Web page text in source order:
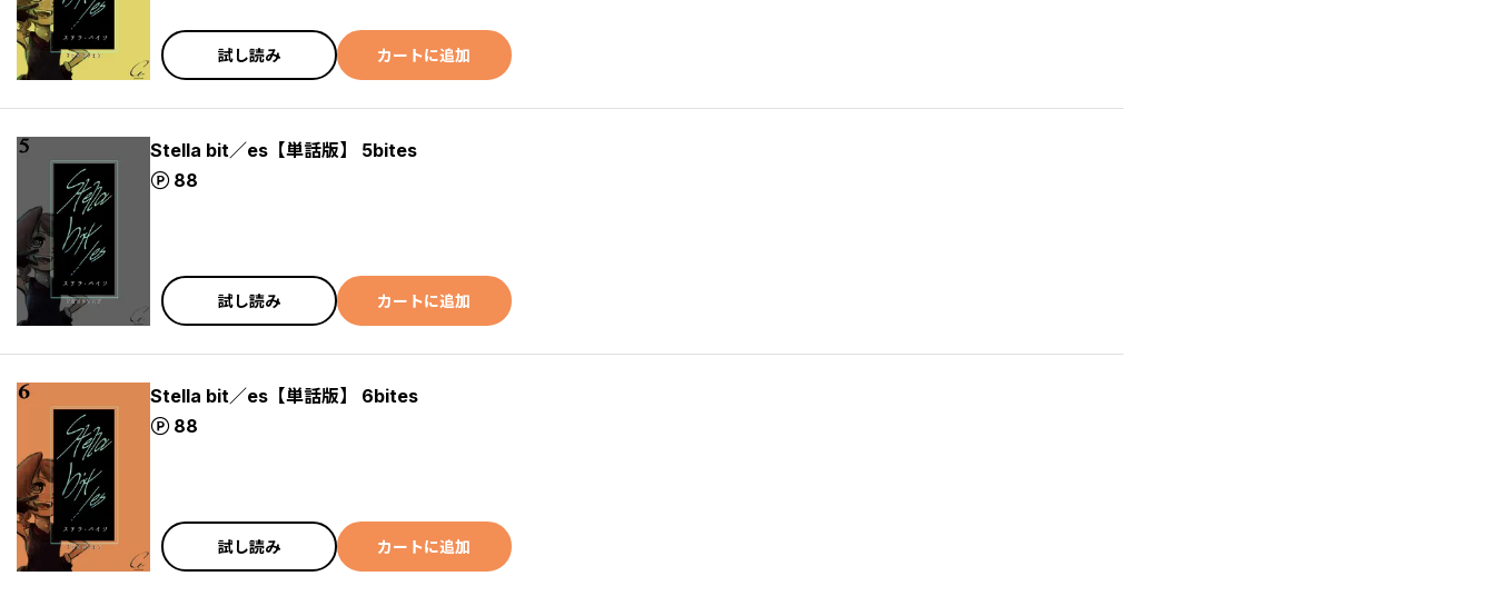
試し読み カートに追加
Stella bit／es【単話版】 5bites
88
ポイント
試し読み カートに追加
Stella bit／es【単話版】 6bites
88
ポイント
試し読み カートに追加